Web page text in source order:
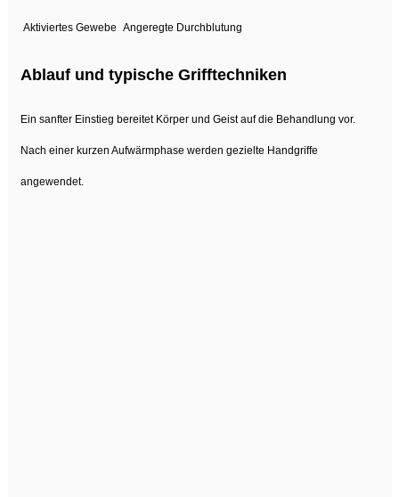
Aktiviertes Gewebe Angeregte Durchblutung
Ablauf und typische Grifftechniken
Ein sanfter Einstieg bereitet Körper und Geist auf die Behandlung vor.
Nach einer kurzen Aufwärmphase werden gezielte Handgriffe
angewendet.